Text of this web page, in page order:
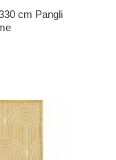
cm Pangli